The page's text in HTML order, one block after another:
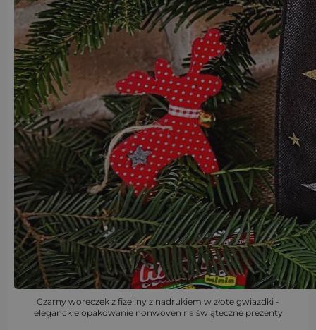
Czarny woreczek z fizeliny z nadrukiem w złote gwiazdki -
eleganckie opakowanie nonwoven na świąteczne prezenty